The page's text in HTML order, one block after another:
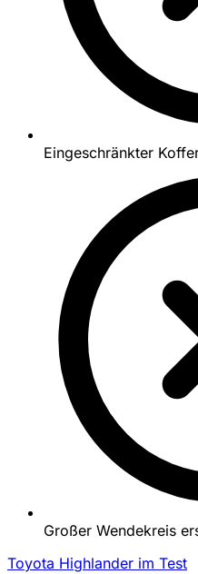
Eingeschränkter
Großer Wendekreis
Toyota Highlander im Test